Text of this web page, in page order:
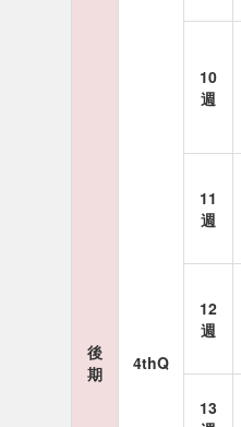
後
期
4thQ
10
週
11
週
12
週
13